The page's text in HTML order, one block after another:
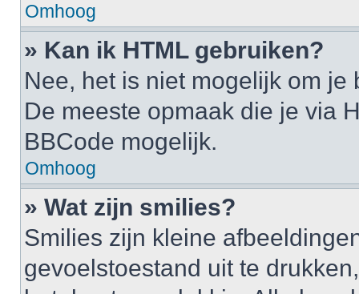
Omhoog
» Kan ik HTML gebruiken?
Nee, het is niet mogelijk om
De meeste opmaak die je via
BBCode mogelijk.
Omhoog
» Wat zijn smilies?
Smilies zijn kleine
gevoelstoestand uit te